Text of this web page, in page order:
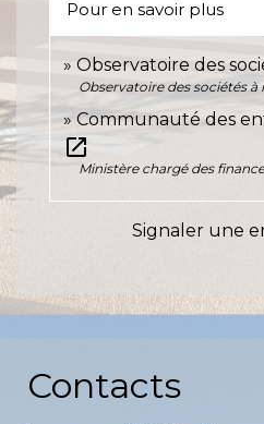
Pour en savoir plus
Observatoire des
Observatoire des sociétés à
Communauté des
open_in_new
Ministère chargé des
Signaler une
Contacts